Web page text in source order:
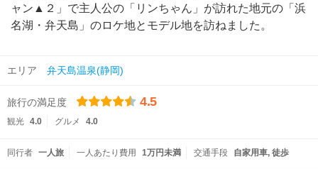
ャン▲２」で主人公の「リンちゃん」が訪れた地元の「浜
名湖・弁天島」のロケ地とモデル地を訪ねました。
エリア 弁天島温泉(静岡)
旅行の満足度 4.5
観光 4.0 グルメ 4.0
同行者 一人旅 一人あたり費用 1万円未満 交通手段 自家用車 徒歩